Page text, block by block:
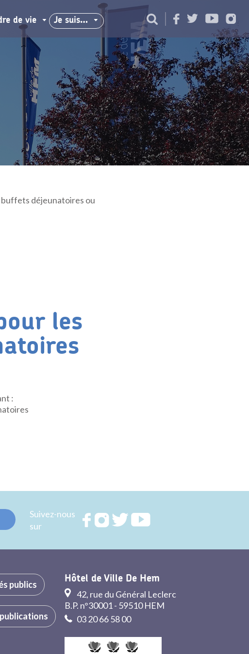
de vie Je suis…
déjeunatoires ou
les
:
Suivez-nous
sur
RejoignezRejoignezRejoignez
publics
Hôtel de Ville De Hem
42, rue du Général Leclerc
B.P. n°30001 - 59510 HEM
03 20 66 58 00